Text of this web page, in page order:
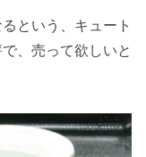
という、キュート
、売って欲しいと